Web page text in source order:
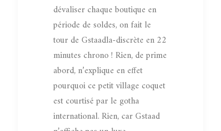
dévaliser chaque boutique en
période de soldes, on fait le
tour de Gstaadla-discrète en 22
minutes chrono ! Rien, de prime
abord, n’explique en effet
pourquoi ce petit village coquet
est courtisé par le gotha
international. Rien, car Gstaad